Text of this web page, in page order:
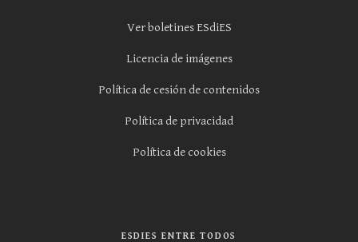
Ver boletines ESdiES
Licencia de imágenes
Política de cesión de contenidos
Política de privacidad
Política de cookies
ESDIES ENTRE TODOS